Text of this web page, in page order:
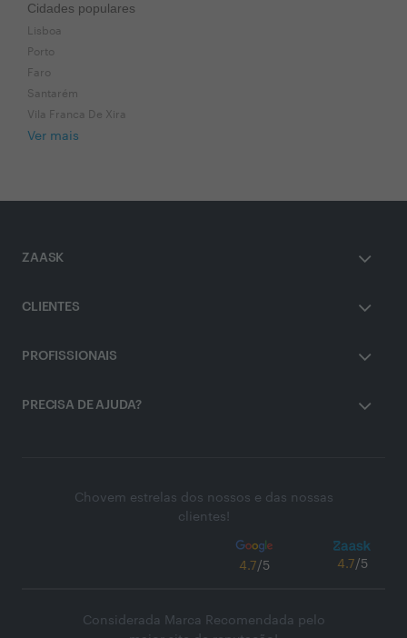
Cidades populares
Lisboa
Porto
Faro
Santarém
Vila Franca De Xira
Ver mais
ZAASK
CLIENTES
PROFISSIONAIS
PRECISA DE AJUDA?
Chovem estrelas dos nossos e das nossas
clientes!
4.7/5 4.7/5
Considerada Marca Recomendada pelo